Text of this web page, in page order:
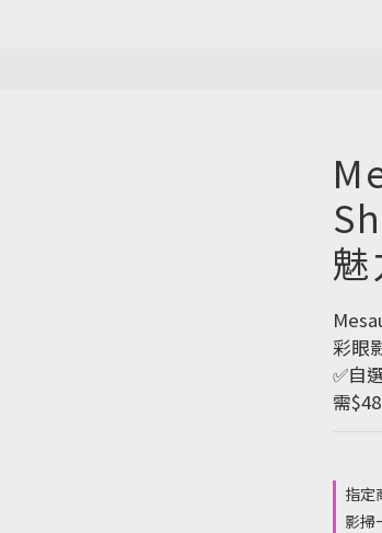
彩眼
✅自
需
指定
影掃